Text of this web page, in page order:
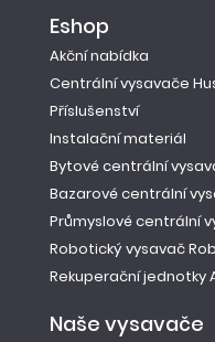
Eshop
Akční nabídka
Centrální vysavače
Příslušenství
Instalační materiál
Bytové centrální
Bazarové centrální
Průmyslové centrální
Robotický vysavač
Rekuperační jednotky
Naše vysavače